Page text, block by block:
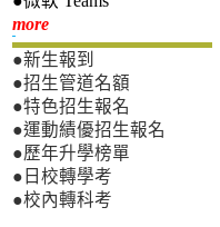
more新生專區
●新生報到
●招生管道名額
●特色招生報名
●運動績優招生報名
●歷年升學榜單
●日校轉學考
●校內轉科考